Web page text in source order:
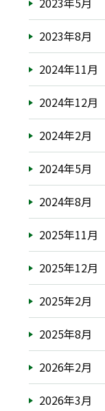
2023年8月
2024年11月
2024年12月
2024年2月
2024年5月
2024年8月
2025年11月
2025年12月
2025年2月
2025年8月
2026年2月
2026年3月